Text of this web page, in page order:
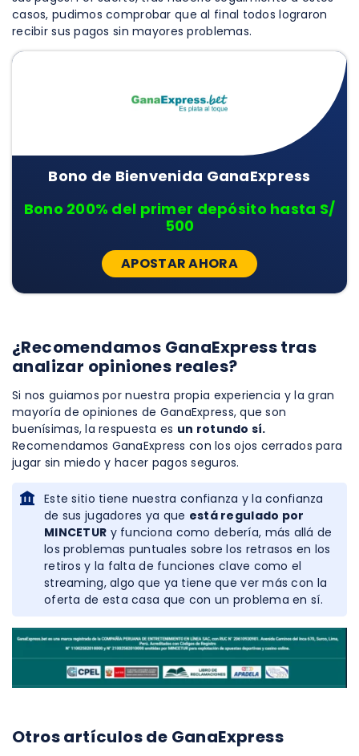
casos, pudimos comprobar que al final todos lograron
recibir sus pagos sin mayores problemas.
Bono de Bienvenida GanaExpress
Bono 200% del primer depósito hasta S/
500
APOSTAR AHORA
¿Recomendamos GanaExpress tras
analizar opiniones reales?
Si nos guiamos por nuestra propia experiencia y la gran
mayoría de opiniones de GanaExpress, que son
buenísimas, la respuesta es un rotundo sí.
Recomendamos GanaExpress con los ojos cerrados para
jugar sin miedo y hacer pagos seguros.
Este sitio tiene nuestra confianza y la confianza
de sus jugadores ya que está regulado por
MINCETUR y funciona como debería, más allá de
los problemas puntuales sobre los retrasos en los
retiros y la falta de funciones clave como el
streaming, algo que ya tiene que ver más con la
oferta de esta casa que con un problema en sí.
Otros artículos de GanaExpress